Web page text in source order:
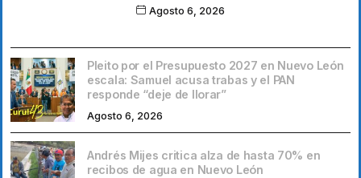
Agosto 6, 2026
Pleito por el Presupuesto 2027 en Nuevo León
escala: Samuel acusa trabas y el PAN
responde “deje de llorar”
Agosto 6, 2026
Andrés Mijes critica alza de hasta 70% en
recibos de agua en Nuevo León